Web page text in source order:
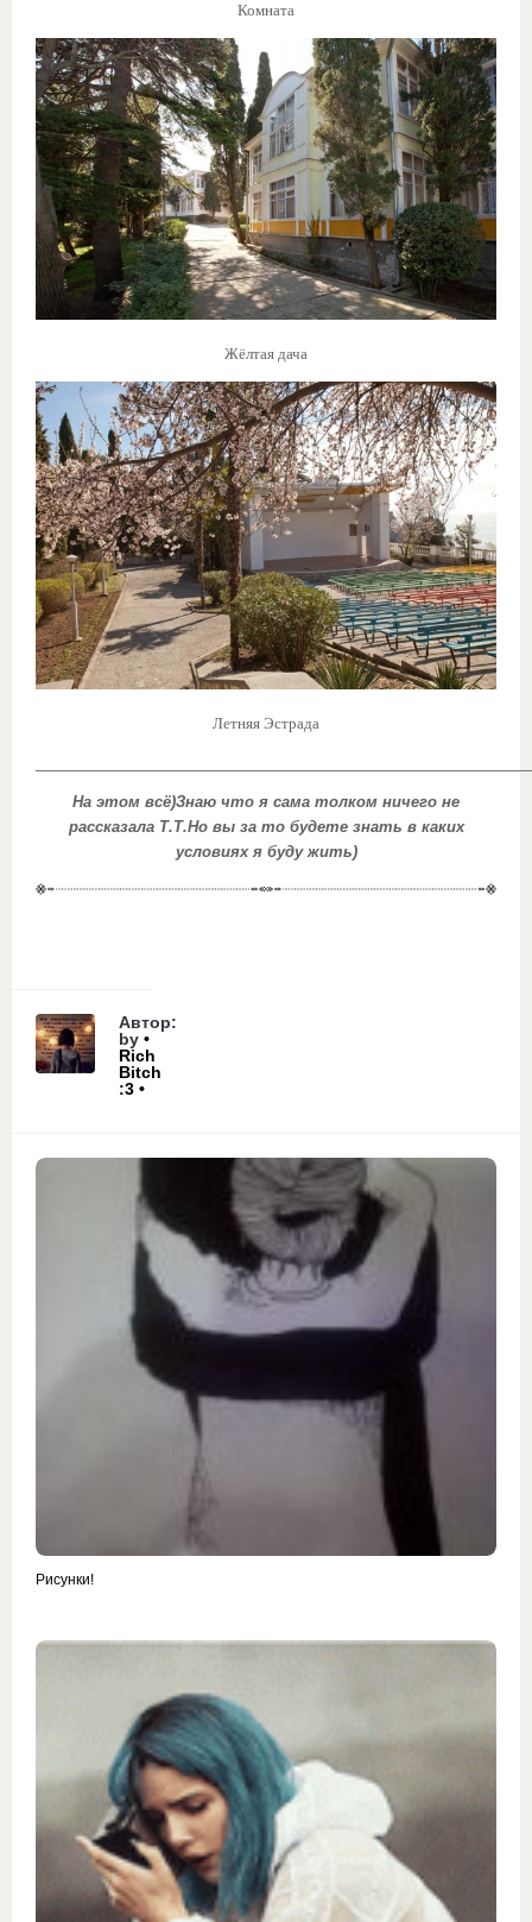
Комната
Жёлтая дача
Летняя Эстрада
На этом всё)Знаю что я сама толком ничего не
рассказала Т.Т.Но вы за то будете знать в каких
условиях я буду жить)
Автор:
by •
Rich
Bitch
:3 •
Рисунки!